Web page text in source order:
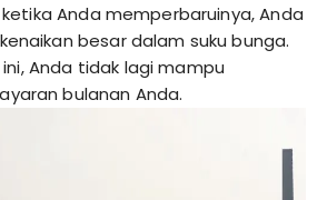
Anda memperbaruinya, Anda
besar dalam suku bunga.
Anda tidak lagi mampu
bulanan Anda.